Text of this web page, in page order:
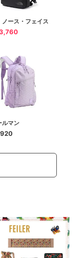
ノース・フェイス
ルマン